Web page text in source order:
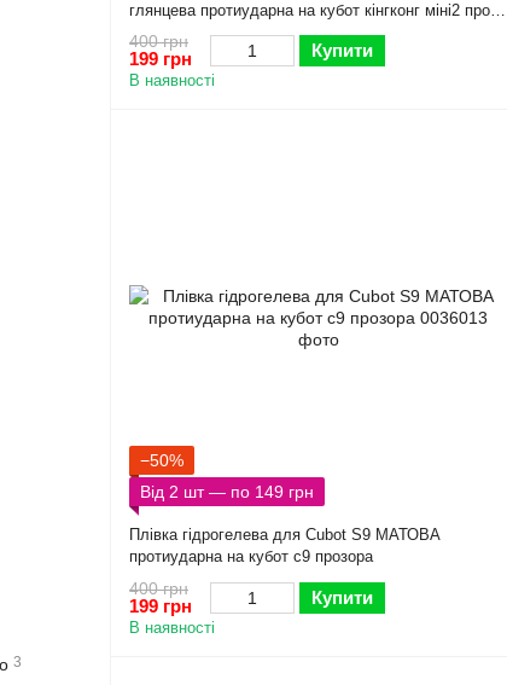
глянцева протиударна на кубот кінгконг міні2 про
прозора
400 грн
199 грн Купити
В наявності
−50%
Від 2 шт — по 149 грн
Плівка гідрогелева для Cubot S9 МАТОВА
протиударна на кубот с9 прозора
400 грн
199 грн Купити
В наявності
3